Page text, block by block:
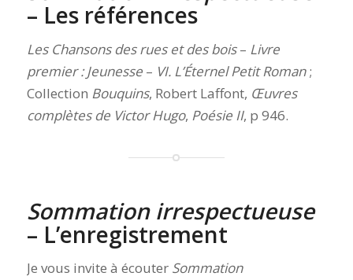
– Les références
Les Chansons des rues et des bois– Livre
premier : Jeunesse– VI. L’Éternel Petit Roman;
Collection Bouquins, Robert Laffont, Œuvres
complètes de Victor Hugo, Poésie II, p 946.
Sommation irrespectueuse
– L’enregistrement
Je vous invite à écouter Sommation